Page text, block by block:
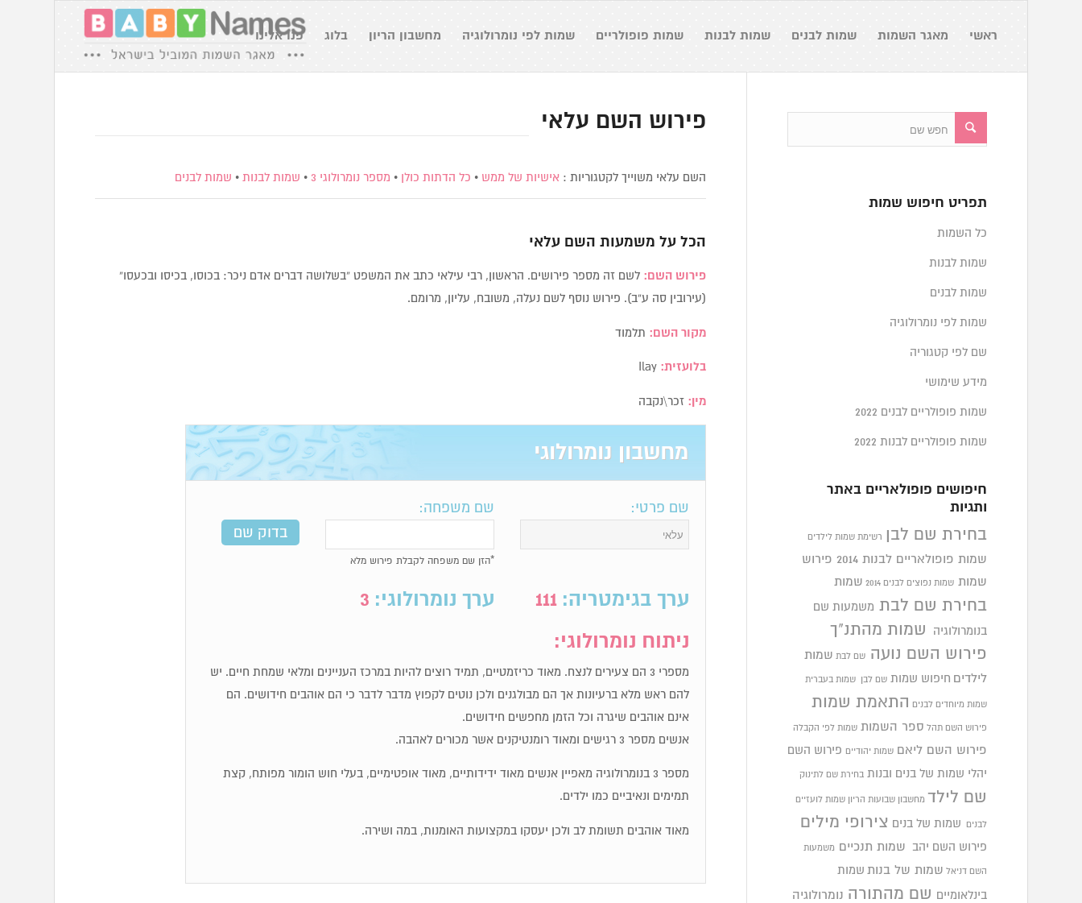
ראשי מאגר השמות שמות לבנים שמות לבנות שמות פופולריים שמות לפי נומרולוגיה מחשבון הריון בלוג פנו אלינו
פירוש השם עלאי
השם עלאי משוייך לקטגוריות :אישיות של ממש • כל הדתות כולן • מספר נומרולוגי 3 • שמות לבנות • שמות לבנים
הכל על משמעות השם עלאי
פירוש השם: לשם זה מספר פירושים. הראשון, רבי עילאי כתב את המשפט “בשלושה דברים אדם ניכר: בכוסו, בכיסו ובכעסו”
(עירובין סה ע”ב). פירוש נוסף לשם נעלה, משובח, עליון, מרומם.
מקור השם: תלמוד
בלועזית: Ilay
מין: זכר\נקבה
מחשבון נומרולוגי
שם פרטי: שם משפחה:
*הזן שם משפחה לקבלת פירוש מלא
ערך בגימטריה: 111 ערך נומרולוגי: 3
ניתוח נומרולוגי:
מספרי 3 הם צעירים לנצח. מאוד כריזמטיים, תמיד רוצים להיות במרכז העניינים ומלאי שמחת חיים. יש
להם ראש מלא ברעיונות אך הם מבולגנים ולכן נוטים לקפוץ מדבר לדבר כי הם אוהבים חידושים. הם
אינם אוהבים שיגרה וכל הזמן מחפשים חידושים.
אנשים מספר 3 רגישים ומאוד רומנטיקנים אשר מכורים לאהבה.
מספר 3 בנומרולוגיה מאפיין אנשים מאוד ידידותיים, מאוד אופטימיים, בעלי חוש הומור מפותח, קצת
תמימים ונאיביים כמו ילדים.
מאוד אוהבים תשומת לב ולכן יעסקו במקצועות האומנות, במה ושירה.
תפריט חיפוש שמות
כל השמות
שמות לבנות
שמות לבנים
שמות לפי נומרולוגיה
שם לפי קטגוריה
מידע שימושי
שמות פופולריים לבנים 2022
שמות פופולריים לבנות 2022
חיפושים פופולאריים באתר
ותגיות
בחירת שם לבן רשימת שמות לילדים
שמות פופולאריים לבנות 2014 פירוש
שמות שמות נפוצים לבנים 2014 שמות
בחירת שם לבת משמעות שם
בנומרולוגיה
שמות מהתנ"ך
פירוש השם נועה
שם לבת שמות
לילדים חיפוש שמות שם לבן שמות בעברית
שמות מיוחדים לבנים התאמת שמות
פירוש השם תהל ספר השמות שמות לפי הקבלה
פירוש השם ליאם שמות יהודיים פירוש השם
יהלי שמות של בנים ובנות בחירת שם לתינוק
שם לילד מחשבון שבועות הריון שמות לועזיים
לבנים שמות של בנים צירופי מילים
פירוש השם יהב שמות תנכיים משמעות
השם דניאל שמות של בנות שמות
בינלאומיים שם מהתורה נומרולוגיה